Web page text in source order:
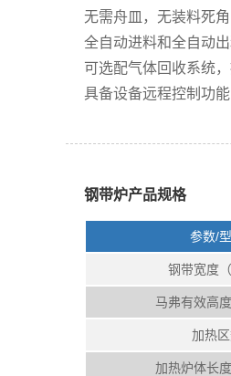
无需舟皿，无装料死
全自动进料和全自动
可选配气体回收系统
具备设备远程控制功
钢带炉产品规格
参数/
钢带宽度（
马弗有效高度
加热
加热炉体长度